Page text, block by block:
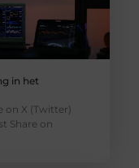
in het
on X (Twitter)
Share on